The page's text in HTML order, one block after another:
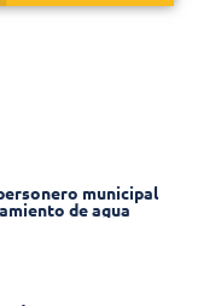
municipal
de agua